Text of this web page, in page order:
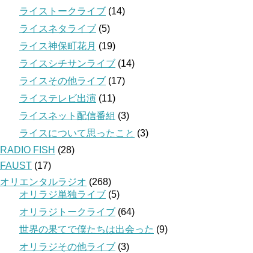
ライストークライブ (14)
ライスネタライブ (5)
ライス神保町花月 (19)
ライスシチサンライブ (14)
ライスその他ライブ (17)
ライステレビ出演 (11)
ライスネット配信番組 (3)
ライスについて思ったこと (3)
RADIO FISH (28)
FAUST (17)
オリエンタルラジオ (268)
オリラジ単独ライブ (5)
オリラジトークライブ (64)
世界の果てで僕たちは出会った (9)
オリラジその他ライブ (3)